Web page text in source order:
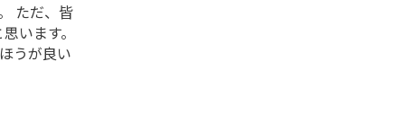
ただ、皆
います。
うが良い